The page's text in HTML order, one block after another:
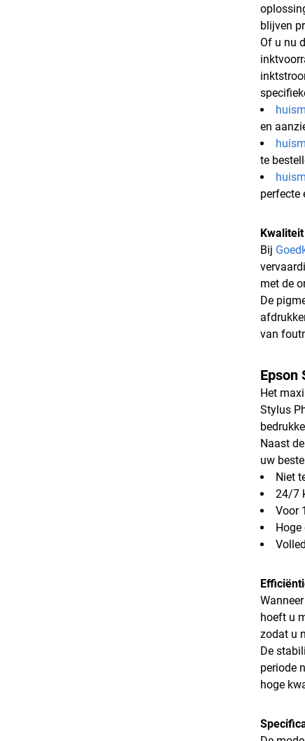
blijven
Of u nu
en
te
perfecte
Bij
met de
De
van
Epson
Het
Stylus
Naast
uw
Niet
24/7
Voor
hoeft u
zodat u
De
periode
hoge